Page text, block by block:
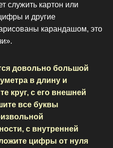
служить картон или
и другие
карандашом, это
довольно большой
в длину и
круг, с его внешней
все буквы
с внутренней
цифры от нуля